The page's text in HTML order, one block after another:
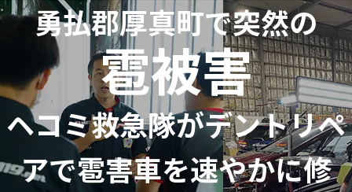
勇払郡厚真町で突然の
雹被害
ヘコミ救急隊がデントリペ
アで雹害車を速やかに修